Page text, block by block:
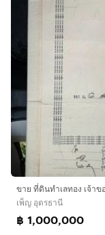
เพ็ญ อุดรธานี
฿ 1,000,000